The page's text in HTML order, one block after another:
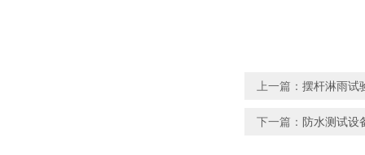
上一篇： 摆杆淋雨试
下一篇： 防水测试设